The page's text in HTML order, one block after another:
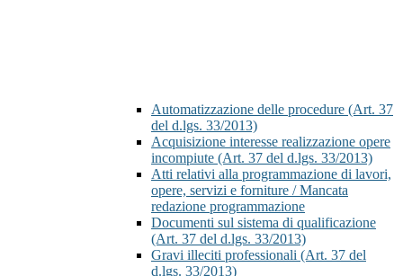
Automatizzazione delle procedure (Art. 37
del d.lgs. 33/2013)
Acquisizione interesse realizzazione opere
incompiute (Art. 37 del d.lgs. 33/2013)
Atti relativi alla programmazione di lavori,
opere, servizi e forniture / Mancata
redazione programmazione
Documenti sul sistema di qualificazione
(Art. 37 del d.lgs. 33/2013)
Gravi illeciti professionali (Art. 37 del
d.lgs. 33/2013)